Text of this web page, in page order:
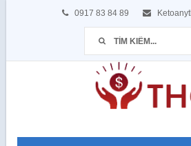
0917 83 84 89